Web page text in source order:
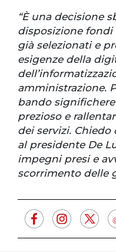
“È una decisione
disposizione
già selezionati e
esigenze della
amministrazione.
bando
prezioso e
dei servizi.
al presidente De
impegni presi e
scorrimento delle